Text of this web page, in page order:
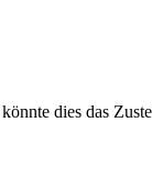
dies das